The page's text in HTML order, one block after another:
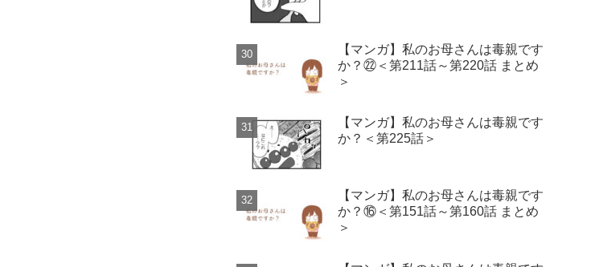
【マンガ】私のお母さんは毒親です
か？㉒＜第211話～第220話 まとめ
＞
【マンガ】私のお母さんは毒親です
か？＜第225話＞
【マンガ】私のお母さんは毒親です
か？⑯＜第151話～第160話 まとめ
＞